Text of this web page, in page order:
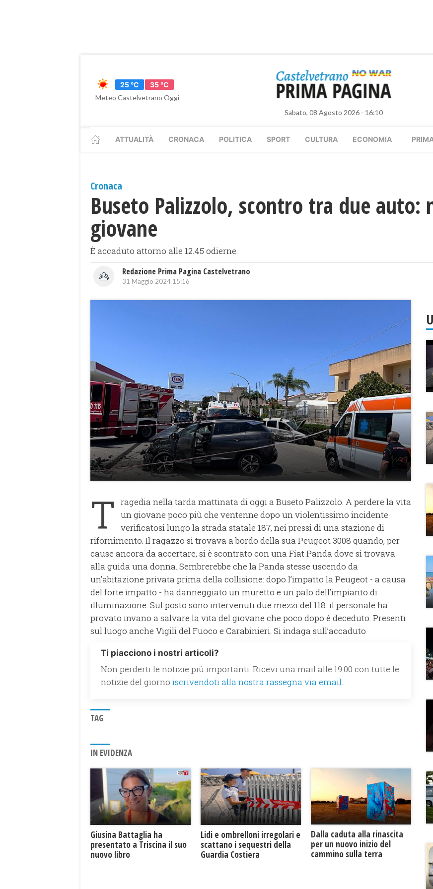
25 °C
35 °C
Meteo Castelvetrano Oggi
Sabato, 08 Agosto 2026 - 16:10
ATTUALITÀ CRONACA POLITICA SPORT CULTURA ECONOMIA
Cronaca
Buseto Palizzolo, scontro tra due auto:
giovane
È accaduto attorno alle 12.45 odierne.
Redazione Prima Pagina Castelvetrano
31 Maggio 2024 15:16
T
ragedia nella tarda mattinata di oggi a Buseto Palizzolo. A perdere la vita
un giovane poco più che ventenne dopo un violentissimo incidente
verificatosi lungo la strada statale 187, nei pressi di una stazione di
rifornimento. Il ragazzo si trovava a bordo della sua Peugeot 3008 quando, per
cause ancora da accertare, si è scontrato con una Fiat Panda dove si trovava
alla guida una donna. Sembrerebbe che la Panda stesse uscendo da
un’abitazione privata prima della collisione: dopo l’impatto la Peugeot - a causa
del forte impatto - ha danneggiato un muretto e un palo dell’impianto di
illuminazione. Sul posto sono intervenuti due mezzi del 118: il personale ha
provato invano a salvare la vita del giovane che poco dopo è deceduto. Presenti
sul luogo anche Vigili del Fuoco e Carabinieri. Si indaga sull’accaduto
Ti piacciono i nostri articoli?
Non perderti le notizie più importanti. Ricevi una mail alle 19.00 con tutte le
notizie del giorno iscrivendoti alla nostra rassegna via email.
TAG
IN EVIDENZA
Giusina Battaglia ha
presentato a Triscina il suo
nuovo libro
Lidi e ombrelloni irregolari e
scattano i sequestri della
Guardia Costiera
Dalla caduta alla rinascita
per un nuovo inizio del
cammino sulla terra